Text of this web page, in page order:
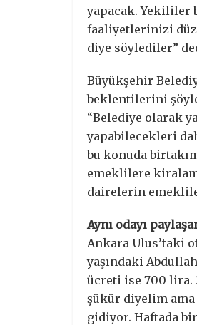
yapacak. Yekililer
faaliyetlerinizi
diye söylediler”
Büyükşehir
beklentilerini
“Belediye olarak
yapabilecekleri
bu konuda
emeklilere
dairelerin
Aynı odayı
Ankara Ulus’taki
yaşındaki
ücreti ise 700 lira.
şükür diyelim ama
gidiyor. Haftada